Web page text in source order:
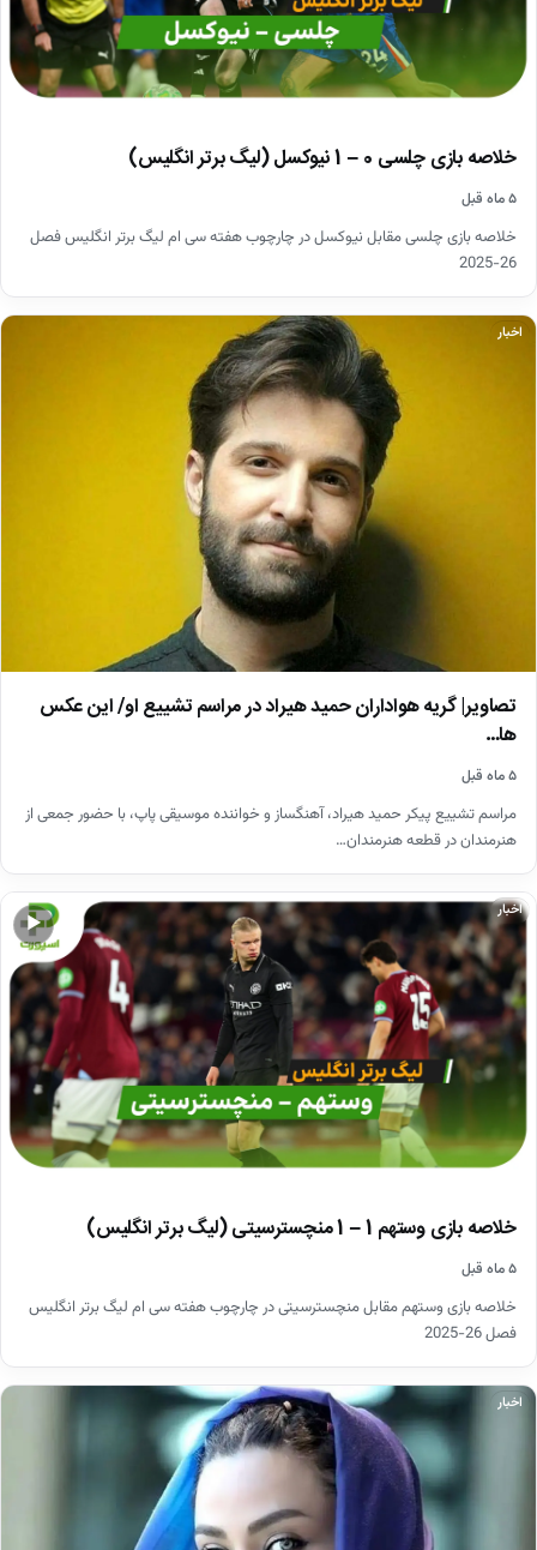
خلاصه بازی چلسی 0 – 1 نیوکسل (لیگ برتر انگلیس)
۵ ماه قبل
خلاصه بازی چلسی مقابل نیوکسل در چارچوب هفته سی ام لیگ برتر انگلیس فصل
26-2025
اخبار
تصاویر| گریه هواداران حمید هیراد در مراسم تشییع او/ این عکس
ها…
۵ ماه قبل
مراسم تشییع پیکر حمید هیراد، آهنگساز و خواننده موسیقی پاپ، با حضور جمعی از
هنرمندان در قطعه هنرمندان…
▶
اخبار
خلاصه بازی وستهم 1 – 1 منچسترسیتی (لیگ برتر انگلیس)
۵ ماه قبل
خلاصه بازی وستهم مقابل منچسترسیتی در چارچوب هفته سی ام لیگ برتر انگلیس
فصل 26-2025
اخبار